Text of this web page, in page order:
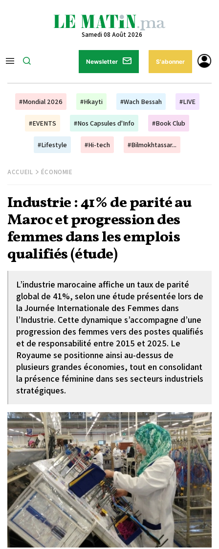
Samedi 08 Août 2026
Newsletter S'abonner
#Mondial 2026 #Hkayti #Wach Bessah #LIVE
#EVENTS #Nos Capsules d'Info #Book Club
#Lifestyle #Hi-tech #Bilmokhtassar...
ACCUEIL ÉCONOMIE
Industrie : 41% de parité au
Maroc et progression des
femmes dans les emplois
qualifiés (étude)
L’industrie marocaine affiche un taux de parité
global de 41%, selon une étude présentée lors de
la Journée Internationale des Femmes dans
l’Industrie. Cette dynamique s’accompagne d’une
progression des femmes vers des postes qualifiés
et de responsabilité entre 2015 et 2025. Le
Royaume se positionne ainsi au-dessus de
plusieurs grandes économies, tout en consolidant
la présence féminine dans ses secteurs industriels
stratégiques.